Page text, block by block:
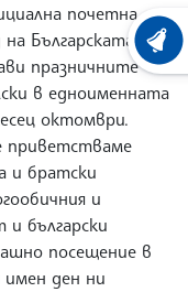
почетна
Българската
празничните
в едноименната
октомври.
приветстваме
и братски
и
български
посещение в
имен ден ни